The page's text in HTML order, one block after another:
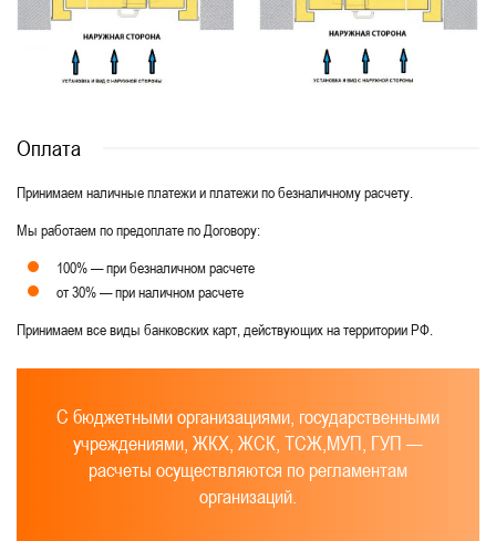
Оплата
Принимаем наличные платежи и платежи по безналичному расчету.
Мы работаем по предоплате по Договору:
100% — при безналичном расчете
от 30% — при наличном расчете
Принимаем все виды банковских карт, действующих на территории РФ.
С бюджетными организациями, государственными
учреждениями, ЖКХ, ЖСК, ТСЖ,МУП, ГУП —
расчеты осуществляются по регламентам
организаций.